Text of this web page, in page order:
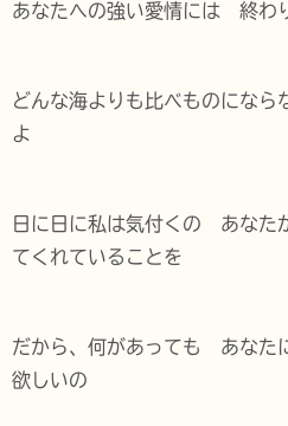
あなたへの強い愛情には 終わ
どんな海よりも比べものになら
よ
日に日に私は気付くの あなた
てくれていることを
だから、何があっても あなた
欲しいの